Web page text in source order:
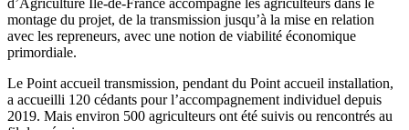
montage du projet, de la transmission jusqu’à la mise en relation
avec les repreneurs, avec une notion de viabilité économique
primordiale.
Le Point accueil transmission, pendant du Point accueil installation,
a accueilli 120 cédants pour l’accompagnement individuel depuis
2019. Mais environ 500 agriculteurs ont été suivis ou rencontrés au